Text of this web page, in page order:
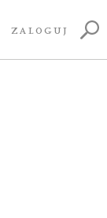
ZALOGUJ